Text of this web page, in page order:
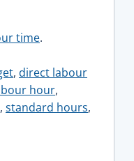
time.
, direct labour
hour,
, standard hours,